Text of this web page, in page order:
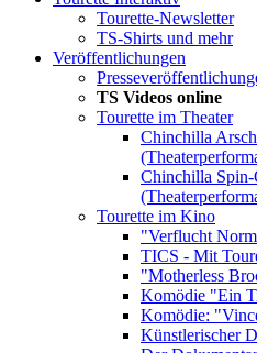
Tourette-Newsletter
TS-Shirts und mehr
Veröffentlichungen
TS Videos online
Tourette im Theater
Chinchilla
Chinchilla
Tourette im Kino
"Verflucht
TICS - Mit
"Motherless
Komödie "Ein
Komödie:
Künstlerischer